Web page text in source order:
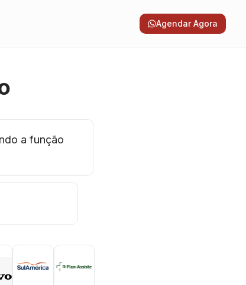
Agendar Agora
a função